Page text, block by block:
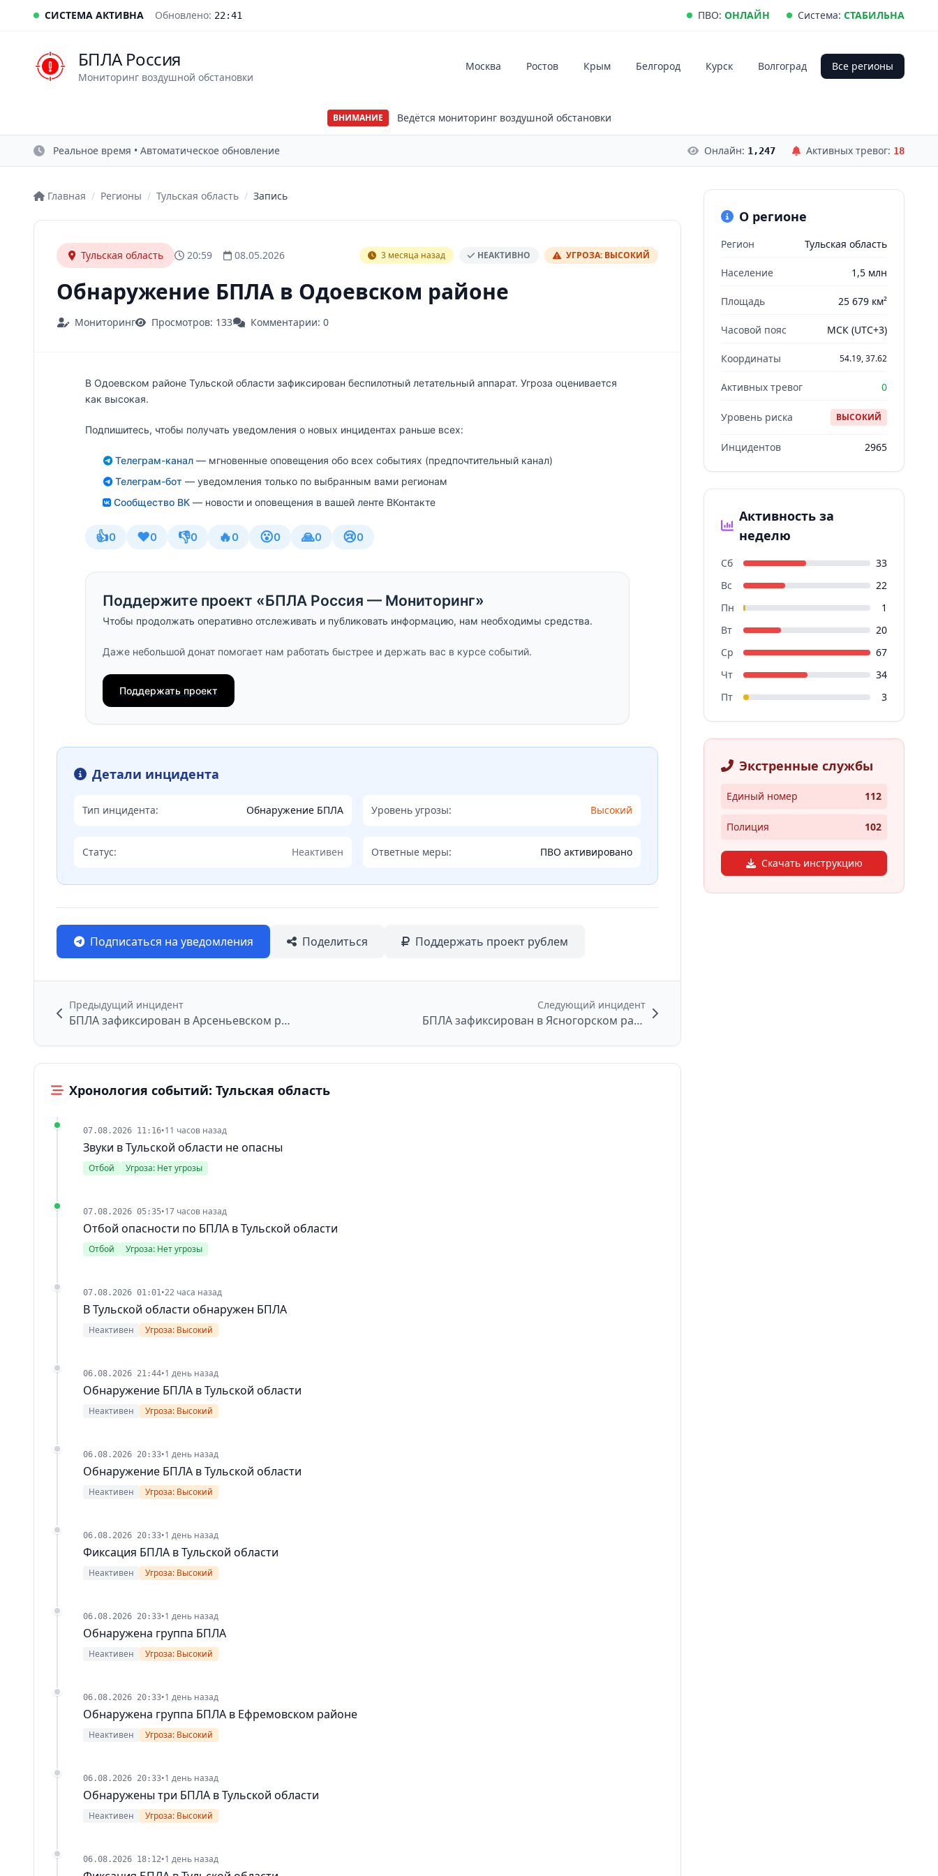
СИСТЕМА АКТИВНА Обновлено: 22:41 ПВО: ОНЛАЙН Система: СТАБИЛЬНА
БПЛА Россия
Мониторинг воздушной обстановки
Москва Ростов Крым Белгород Курск Волгоград Все регионы
ВНИМАНИЕ Ведётся мониторинг воздушной обстановки
Реальное время • Автоматическое обновление Онлайн: 1,247 Активных тревог: 18
Главная / Регионы / Тульская область / Запись
Тульская область 20:59 08.05.2026 3 месяца назад НЕАКТИВНО УГРОЗА: ВЫСОКИЙ
Обнаружение БПЛА в Одоевском районе
Мониторинг Просмотров: 133 Комментарии: 0
В Одоевском районе Тульской области зафиксирован беспилотный летательный аппарат. Угроза оценивается
как высокая.
Подпишитесь, чтобы получать уведомления о новых инцидентах раньше всех:
Телеграм-канал— мгновенные оповещения обо всех событиях (предпочтительный канал)
Телеграм-бот — уведомления только по выбранным вами регионам
Сообщество ВК — новости и оповещения в вашей ленте ВКонтакте
👍0 ❤️0 👎0 🔥0 😮0 🙏0 😢0
Поддержите проект «БПЛА Россия — Мониторинг»
Чтобы продолжать оперативно отслеживать и публиковать информацию, нам необходимы средства.
Даже небольшой донат помогает нам работать быстрее и держать вас в курсе событий.
Поддержать проект
Детали инцидента
Тип инцидента: Обнаружение БПЛА Уровень угрозы: Высокий
Статус: Неактивен Ответные меры: ПВО активировано
Подписаться на уведомления Поделиться Поддержать проект рублем
Предыдущий инцидент
БПЛА зафиксирован в Арсеньевском районе
Следующий инцидент
БПЛА зафиксирован в Ясногорском районе
Хронология событий: Тульская область
07.08.2026 11:16•11 часов назад
Звуки в Тульской области не опасны
Отбой Угроза: Нет угрозы
07.08.2026 05:35•17 часов назад
Отбой опасности по БПЛА в Тульской области
Отбой Угроза: Нет угрозы
07.08.2026 01:01 •22 часа назад
В Тульской области обнаружен БПЛА
Неактивен Угроза: Высокий
06.08.2026 21:44•1 день назад
Обнаружение БПЛА в Тульской области
Неактивен Угроза: Высокий
06.08.2026 20:33•1 день назад
Обнаружение БПЛА в Тульской области
Неактивен Угроза: Высокий
06.08.2026 20:33•1 день назад
Фиксация БПЛА в Тульской области
Неактивен Угроза: Высокий
06.08.2026 20:33•1 день назад
Обнаружена группа БПЛА
Неактивен Угроза: Высокий
06.08.2026 20:33•1 день назад
Обнаружена группа БПЛА в Ефремовском районе
Неактивен Угроза: Высокий
06.08.2026 20:33•1 день назад
Обнаружены три БПЛА в Тульской области
Неактивен Угроза: Высокий
06.08.2026 18:12•1 день назад
О регионе
Регион Тульская область
Население 1,5 млн
Площадь 25 679 км²
Часовой пояс МСК (UTC+3)
Координаты 54.19, 37.62
Активных тревог 0
Уровень риска ВЫСОКИЙ
Инцидентов 2965
Активность за
неделю
Сб
33
Вс
22
Пн
1
Вт
20
Ср
67
Чт
34
Пт
3
Экстренные службы
Единый номер 112
Полиция 102
Скачать инструкцию